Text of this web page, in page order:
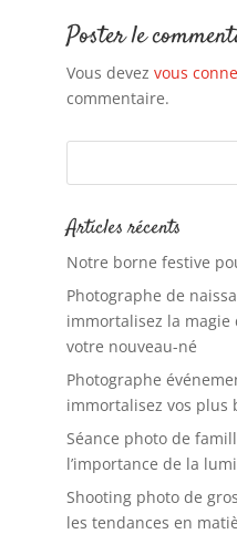
Poster le
Vous devez vous
commentaire.
Articles récents
Notre borne festive
Photographe de
immortalisez la
votre nouveau-né
Photographe
immortalisez vos plus
Séance photo de
l’importance de la
Shooting photo de
les tendances en